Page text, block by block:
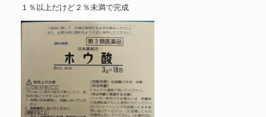
１％以上だけど２％未満で完成